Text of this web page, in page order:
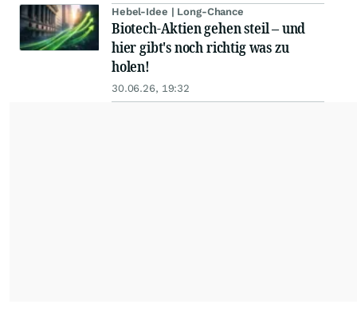
Hebel-Idee | Long-Chance
Biotech-Aktien gehen steil – und
hier gibt's noch richtig was zu
holen!
30.06.26, 19:32